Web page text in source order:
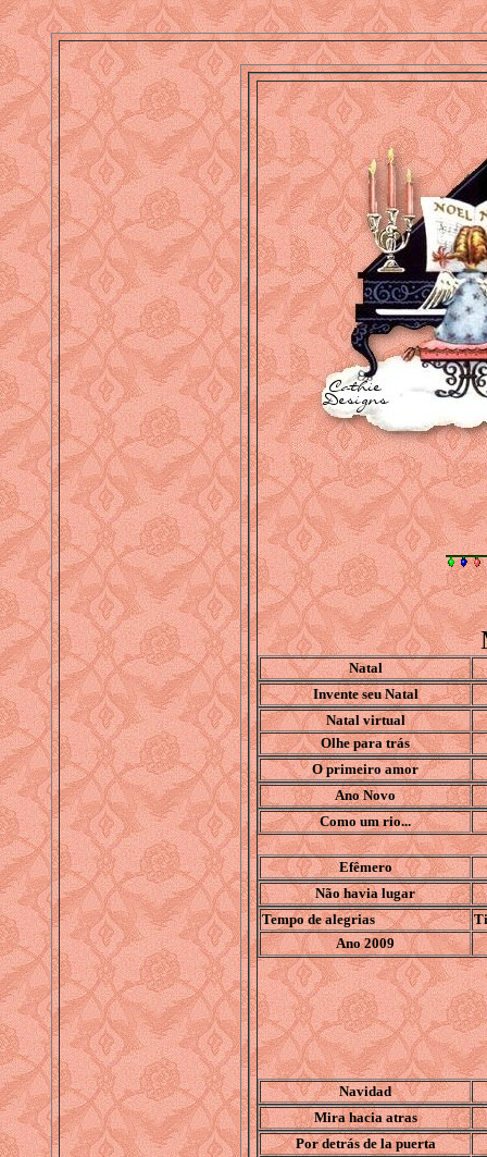
Natal
Invente seu Natal
Natal virtual
Olhe para trás
O primeiro amor
Ano Novo
Como um rio...
Efêmero
Não havia lugar
Tempo de alegrias
Ano 2009
Navidad
Mira hacia atras
Por detrás de la puerta